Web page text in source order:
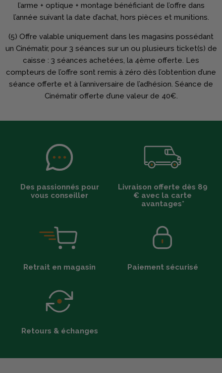
l’arme + optique + montage bénéficiant de l’offre dans
l’année suivant la date d’achat, hors pièces et munitions.
(5) Offre valable uniquement dans les magasins possédant
un Cinématir, pour 3 séances sur un ou plusieurs ticket(s) de
caisse : 3 séances achetées, la 4ème offerte. Les
compteurs de l’offre sont remis à zéro dès l’obtention d’une
séance offerte et à l’anniversaire de l’adhésion. Séance de
Cinématir offerte d’une valeur de 40€.
Des passionnés pour
vous conseiller
Livraison offerte dès 89
€ avec la carte
avantages*
Retrait en magasin Paiement sécurisé
Retours & échanges